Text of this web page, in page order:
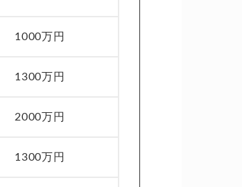
1000万円
1300万円
2000万円
1300万円